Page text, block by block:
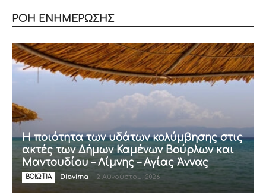
ΡΟΗ ΕΝΗΜΕΡΩΣΗΣ
Η ποιότητα των υδάτων κολύμβησης στις
ακτές των Δήμων Καμένων Βούρλων και
Μαντουδίου – Λίμνης – Αγίας Άννας
ΒΟΙΩΤΙΑ Diavima - 2 Αυγούστου, 2026